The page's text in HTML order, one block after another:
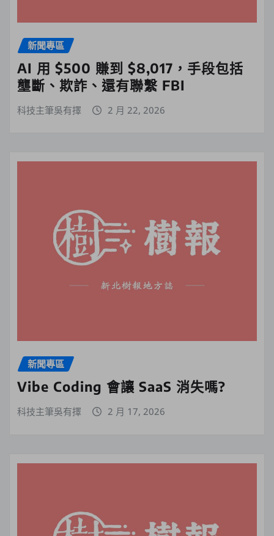
新聞專區
AI 用 $500 賺到 $8,017，手段包括
壟斷、欺詐、還有聯繫 FBI
科技主筆吳有擇 2 月 22, 2026
新聞專區
Vibe Coding 會讓 SaaS 消失嗎?
科技主筆吳有擇 2 月 17, 2026